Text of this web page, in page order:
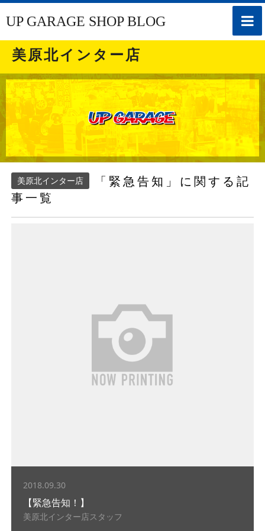
toggle
UP GARAGE SHOP BLOG
美原北インター店
美原北インター店
「緊急告知」に関する記
事一覧
2018.09.30
【緊急告知！】
美原北インター店スタッフ